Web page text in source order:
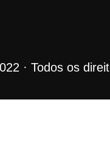
· Todos os